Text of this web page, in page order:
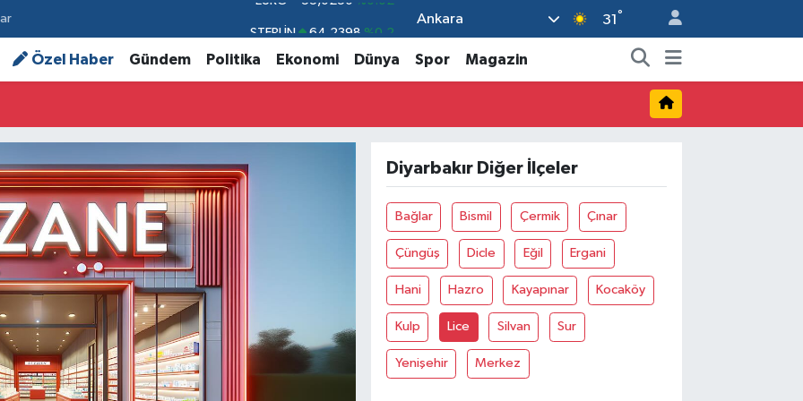
GRAM ALTIN 6513.94 %0.32
BİST100 13.768 %48
Ankara 31 °
Özel Haber Gündem Politika Ekonomi Dünya Spor Magazin
Diyarbakır Diğer İlçeler
Bağlar Bismil Çermik Çınar
Çüngüş Dicle Eğil Ergani
Hani Hazro Kayapınar Kocaköy
Kulp Lice Silvan Sur
Yenişehir Merkez